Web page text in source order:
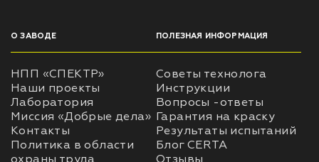
О ЗАВОДЕ
НПП «СПЕКТР»
Наши проекты
Лаборатория
Миссия «Добрые дела»
Контакты
Политика в области
ПОЛЕЗНАЯ ИНФОРМАЦИЯ
Советы технолога
Инструкции
Вопросы -ответы
Гарантия на краску
Результаты испытаний
Блог CERTA
Отзывы